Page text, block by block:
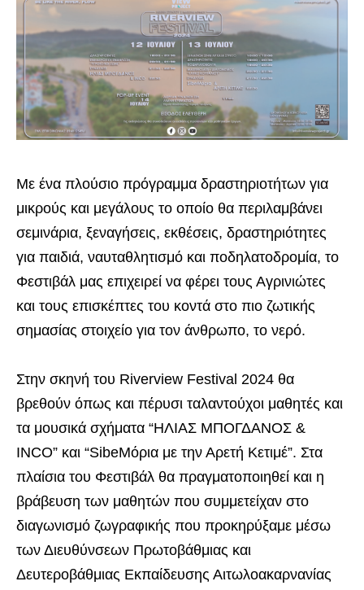
Με ένα πλούσιο πρόγραμμα δραστηριοτήτων για
μικρούς και μεγάλους το οποίο θα περιλαμβάνει
σεμινάρια, ξεναγήσεις, εκθέσεις, δραστηριότητες
για παιδιά, ναυταθλητισμό και ποδηλατοδρομία, το
Φεστιβάλ μας επιχειρεί να φέρει τους Αγρινιώτες
και τους επισκέπτες του κοντά στο πιο ζωτικής
σημασίας στοιχείο για τον άνθρωπο, το νερό.
Στην σκηνή του Riverview Festival 2024 θα
βρεθούν όπως και πέρυσι ταλαντούχοι μαθητές και
τα μουσικά σχήματα “ΗΛΙΑΣ ΜΠΟΓΔΑΝΟΣ &
INCO” και “SibeΜόρια με την Αρετή Κετιμέ”. Στα
πλαίσια του Φεστιβάλ θα πραγματοποιηθεί και η
βράβευση των μαθητών που συμμετείχαν στο
διαγωνισμό ζωγραφικής που προκηρύξαμε μέσω
των Διευθύνσεων Πρωτοβάθμιας και
Δευτεροβάθμιας Εκπαίδευσης Αιτωλοακαρνανίας